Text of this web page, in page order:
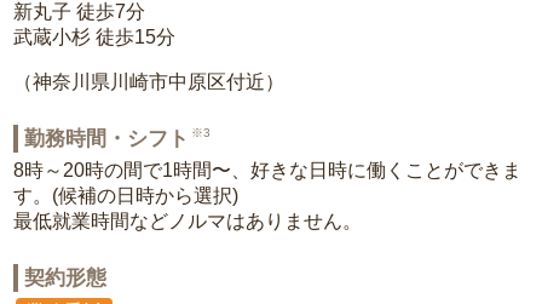
新丸子 徒歩7分
武蔵小杉 徒歩15分
（神奈川県川崎市中原区付近）
勤務時間・シフト ※3
8時～20時の間で1時間〜、好きな日時に働くことができま
す。(候補の日時から選択)
最低就業時間などノルマはありません。
契約形態